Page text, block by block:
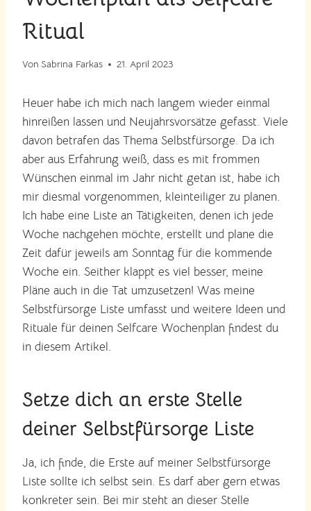
Ritual
Von Sabrina Farkas 21. April 2023
Heuer habe ich mich nach langem wieder einmal
hinreißen lassen und Neujahrsvorsätze gefasst. Viele
davon betrafen das Thema Selbstfürsorge. Da ich
aber aus Erfahrung weiß, dass es mit frommen
Wünschen einmal im Jahr nicht getan ist, habe ich
mir diesmal vorgenommen, kleinteiliger zu planen.
Ich habe eine Liste an Tätigkeiten, denen ich jede
Woche nachgehen möchte, erstellt und plane die
Zeit dafür jeweils am Sonntag für die kommende
Woche ein. Seither klappt es viel besser, meine
Pläne auch in die Tat umzusetzen! Was meine
Selbstfürsorge Liste umfasst und weitere Ideen und
Rituale für deinen Selfcare Wochenplan findest du
in diesem Artikel.
Setze dich an erste Stelle
deiner Selbstfürsorge Liste
Ja, ich finde, die Erste auf meiner Selbstfürsorge
Liste sollte ich selbst sein. Es darf aber gern etwas
konkreter sein. Bei mir steht an dieser Stelle